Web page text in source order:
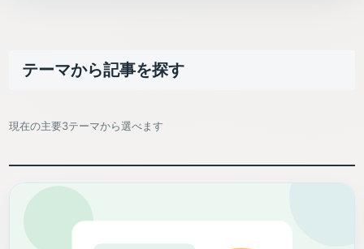
テーマから記事を探す
現在の主要3テーマから選べます